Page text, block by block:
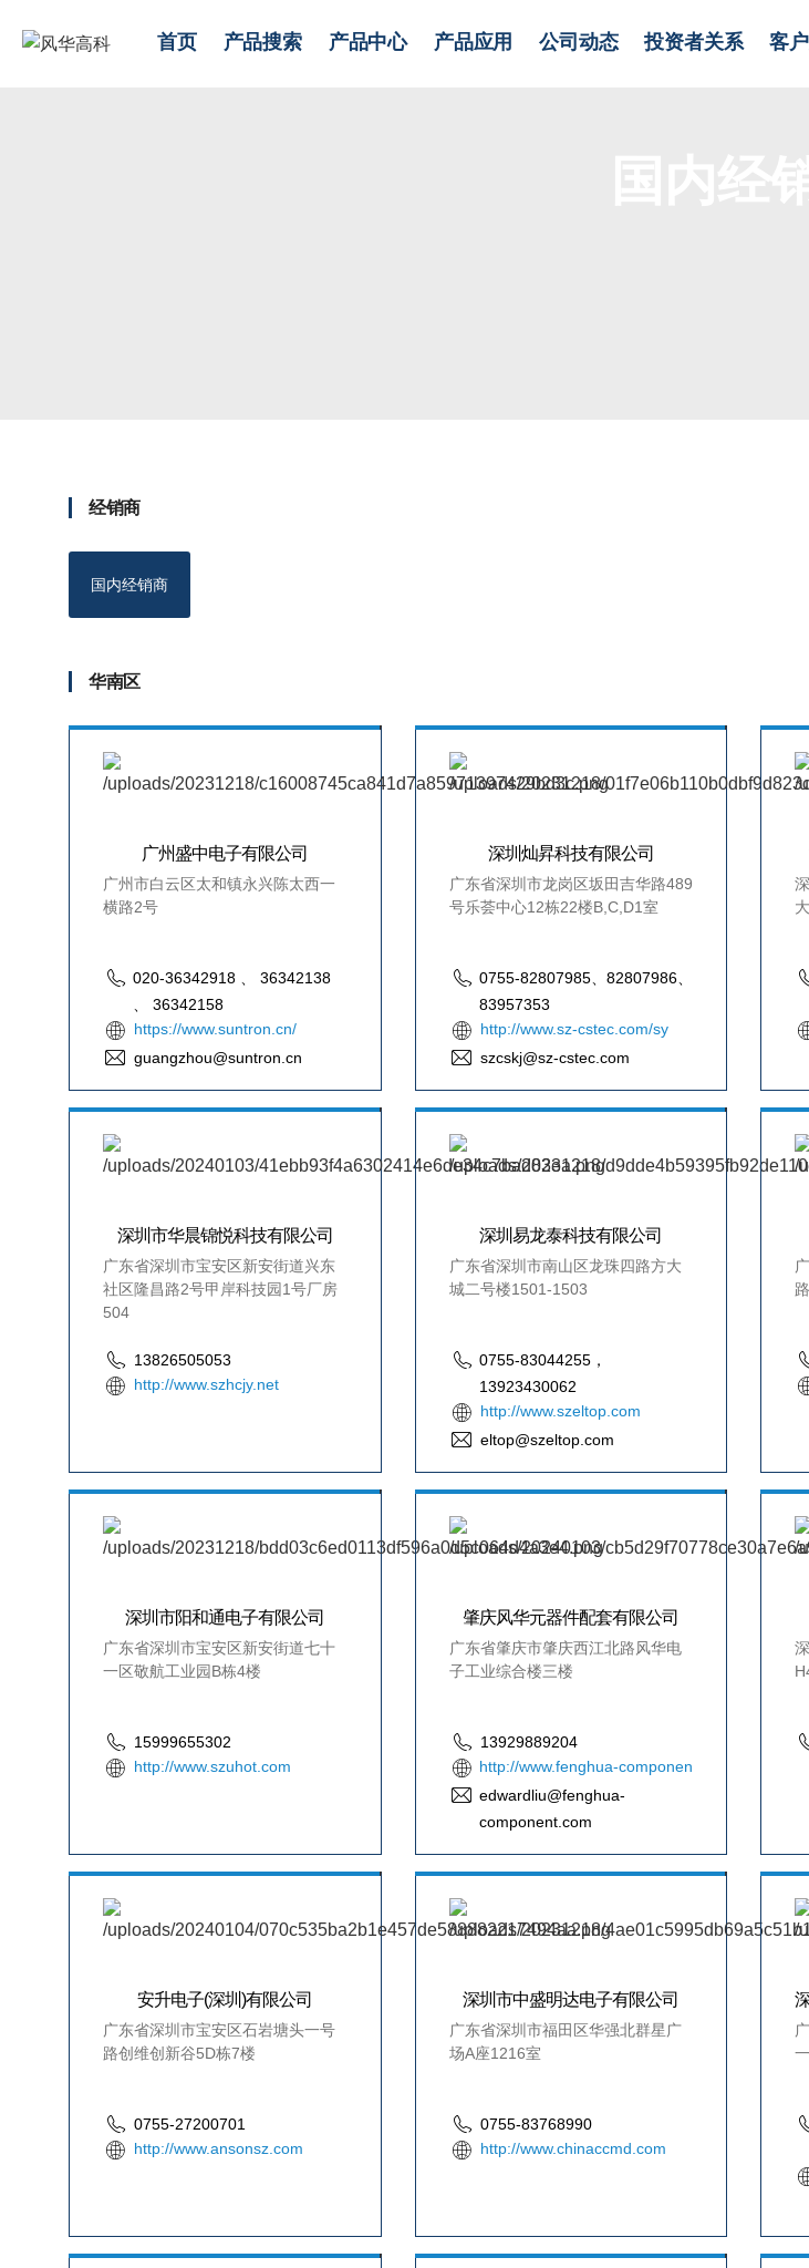
首页 产品搜索 产品中心 产品应用 公司动态 投资者关系 客
经销商
国内经销商
华南区
广州盛中电子有限公司
广州市白云区太和镇永兴陈太西一
横路2号
020-36342918 、 36342138
、 36342158
https://www.suntron.cn/
guangzhou@suntron.cn
深圳灿昇科技有限公司
广东省深圳市龙岗区坂田吉华路489
号乐荟中心12栋22楼B,C,D1室
0755-82807985、82807986、
83957353
http://www.sz-cstec.com/sy
szcskj@sz-cstec.com
深圳市华晨锦悦科技有限公司
广东省深圳市宝安区新安街道兴东
社区隆昌路2号甲岸科技园1号厂房
504
13826505053
http://www.szhcjy.net
深圳易龙泰科技有限公司
广东省深圳市南山区龙珠四路方大
城二号楼1501-1503
0755-83044255，
13923430062
http://www.szeltop.com
eltop@szeltop.com
深圳市阳和通电子有限公司
广东省深圳市宝安区新安街道七十
一区敬航工业园B栋4楼
15999655302
http://www.szuhot.com
肇庆风华元器件配套有限公司
广东省肇庆市肇庆西江北路风华电
子工业综合楼三楼
13929889204
http://www.fenghua-component.com/
edwardliu@fenghua-
component.com
安升电子(深圳)有限公司
广东省深圳市宝安区石岩塘头一号
路创维创新谷5D栋7楼
0755-27200701
http://www.ansonsz.com
深圳市中盛明达电子有限公司
广东省深圳市福田区华强北群星广
场A座1216室
0755-83768990
http://www.chinaccmd.com